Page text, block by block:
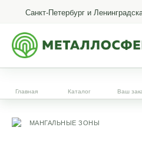
Санкт-Петербург и
Главная Каталог Ваш
МАНГАЛЬНЫЕ ЗОНЫ